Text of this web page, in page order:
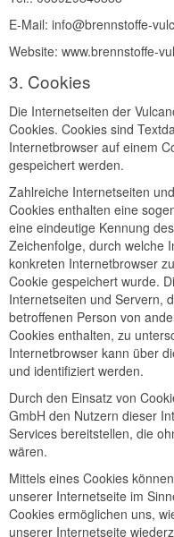
E-Mail: info@brennstoffe-
Website: www.brennstoffe-
3. Cookies
Die Internetseiten der
Cookies. Cookies sind
Internetbrowser auf einem
gespeichert werden.
Zahlreiche Internetseiten
Cookies enthalten eine
eine eindeutige Kennung
Zeichenfolge, durch welche
konkreten Internetbrowser
Cookie gespeichert wurde.
Internetseiten und Servern,
betroffenen Person von
Cookies enthalten, zu
Internetbrowser kann über
und identifiziert werden.
Durch den Einsatz von
GmbH den Nutzern dieser
Services bereitstellen, die
wären.
Mittels eines Cookies
unserer Internetseite im
Cookies ermöglichen uns,
unserer Internetseite